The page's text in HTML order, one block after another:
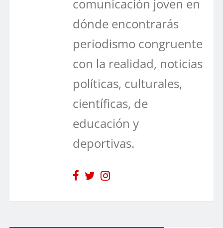
comunicación joven en
dónde encontrarás
periodismo congruente
con la realidad, noticias
políticas, culturales,
científicas, de
educación y
deportivas.